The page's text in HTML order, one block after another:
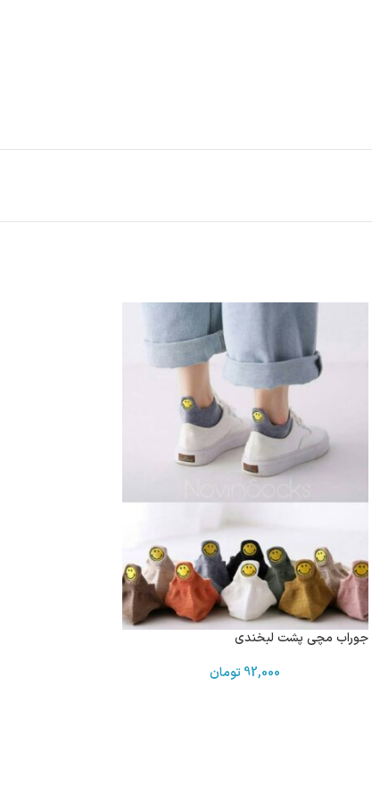
جوراب مچی پشت لبخندی
92,000تومان